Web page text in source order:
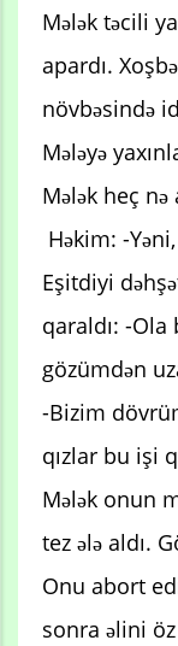
Mələk təcili
apardı.
növbəsində
Mələyə
Mələk heç
Həkim: -
Eşitdiyi
qaraldı: -Ola
gözümdən
-Bizim
qızlar bu işi
Mələk onun
tez ələ aldı.
Onu abort
sonra əlini